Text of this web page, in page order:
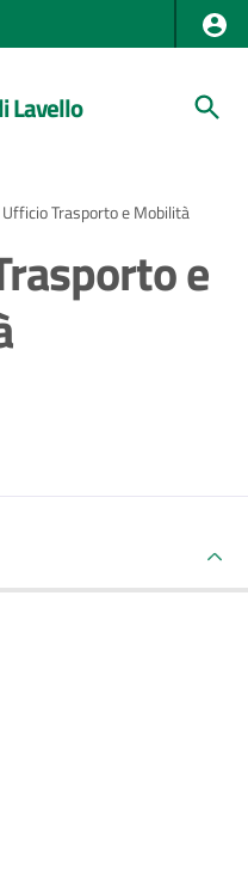
Lavello
Ufficio Trasporto e Mobilità
e